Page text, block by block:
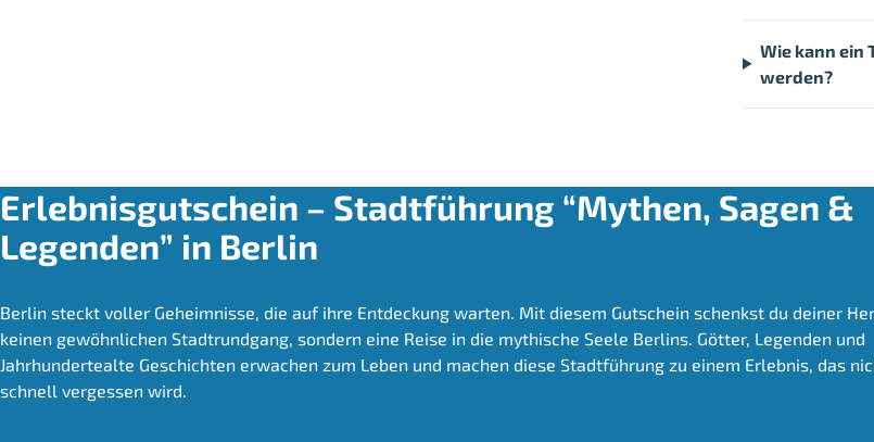
Wie kann ein
werden?
Erlebnisgutschein – Stadtführung “Mythen, Sagen &
Legenden” in Berlin
Berlin steckt voller Geheimnisse, die auf ihre Entdeckung warten. Mit diesem Gutschein schenkst du deiner
keinen gewöhnlichen Stadtrundgang, sondern eine Reise in die mythische Seele Berlins. Götter, Legenden und
Jahrhundertealte Geschichten erwachen zum Leben und machen diese Stadtführung zu einem Erlebnis, das
schnell vergessen wird.